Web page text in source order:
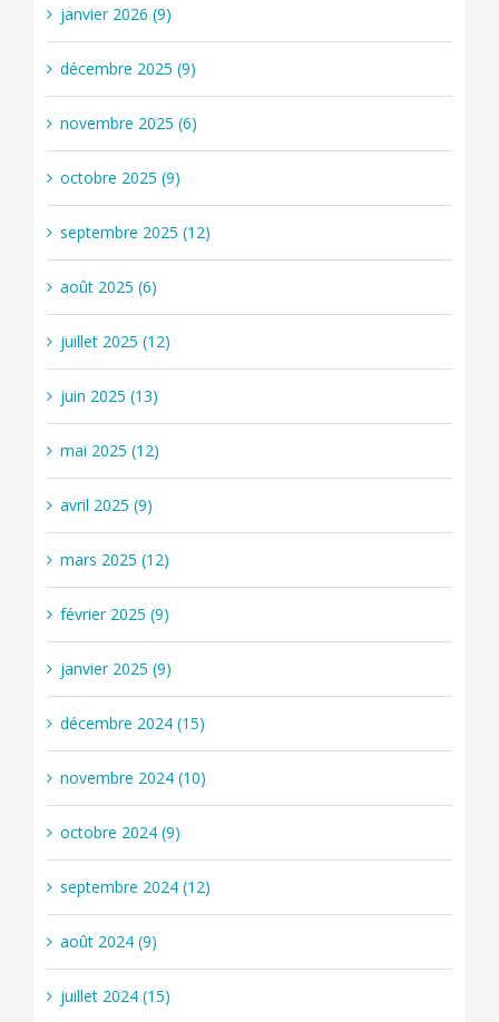
janvier 2026 (9)
décembre 2025 (9)
novembre 2025 (6)
octobre 2025 (9)
septembre 2025 (12)
août 2025 (6)
juillet 2025 (12)
juin 2025 (13)
mai 2025 (12)
avril 2025 (9)
mars 2025 (12)
février 2025 (9)
janvier 2025 (9)
décembre 2024 (15)
novembre 2024 (10)
octobre 2024 (9)
septembre 2024 (12)
août 2024 (9)
juillet 2024 (15)